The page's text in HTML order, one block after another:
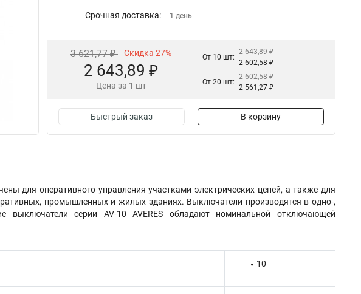
Срочная доставка: 1 день
3 621,77 ₽ Скидка 27%
2 643,89 ₽
Цена за 1 шт
От 10 шт:
2 643,89 ₽
2 602,58 ₽
От 20 шт:
2 602,58 ₽
2 561,27 ₽
Быстрый заказ В корзину
для оперативного управления участками электрических цепей, а также для
промышленных и жилых зданиях. Выключатели производятся в одно-,
выключатели серии AV-10 AVERES обладают номинальной отключающей
10